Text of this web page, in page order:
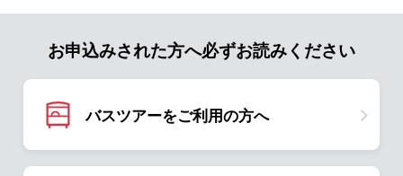
お申込みされた方へ必ずお読みください
バスツアーをご利用の方へ